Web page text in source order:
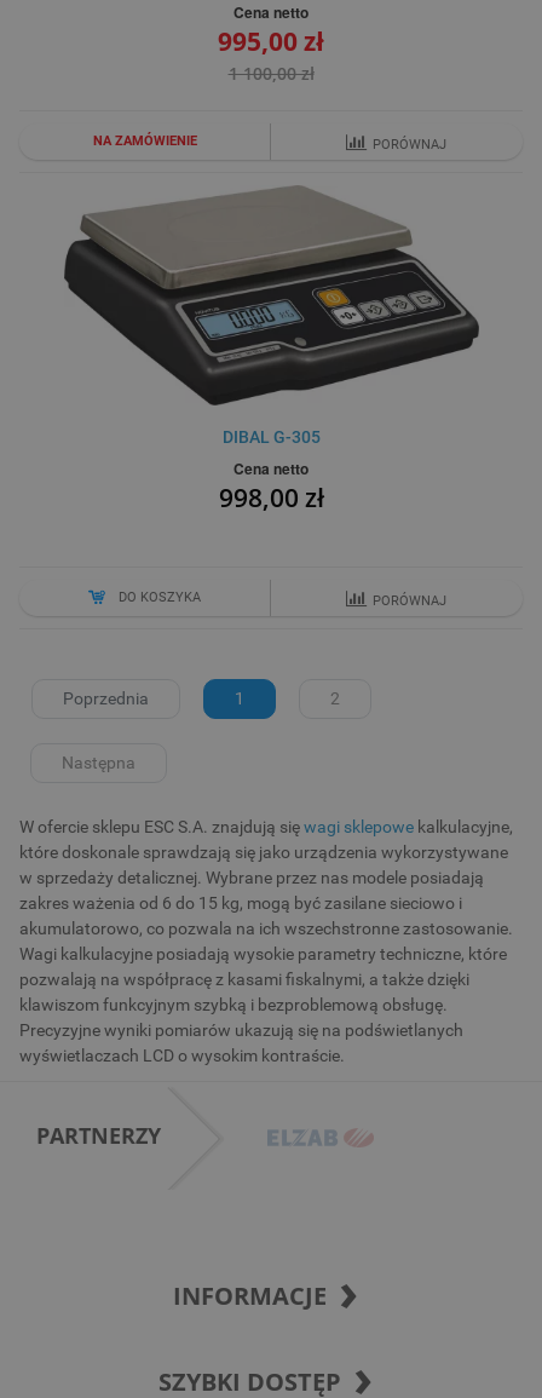
Cena netto
995,00 zł
1 100,00 zł
NA ZAMÓWIENIE PORÓWNAJ
DIBAL G-305
Cena netto
998,00 zł
DO KOSZYKA PORÓWNAJ
Poprzednia 1 2
Następna
W ofercie sklepu ESC S.A. znajdują sięwagi sklepowe kalkulacyjne,
które doskonale sprawdzają się jako urządzenia wykorzystywane
w sprzedaży detalicznej. Wybrane przez nas modele posiadają
zakres ważenia od 6 do 15 kg, mogą być zasilane sieciowo i
akumulatorowo, co pozwala na ich wszechstronne zastosowanie.
Wagi kalkulacyjne posiadają wysokie parametry techniczne, które
pozwalają na współpracę z kasami fiskalnymi, a także dzięki
klawiszom funkcyjnym szybką i bezproblemową obsługę.
Precyzyjne wyniki pomiarów ukazują się na podświetlanych
wyświetlaczach LCD o wysokim kontraście.
PARTNERZY
INFORMACJE
SZYBKI DOSTĘP